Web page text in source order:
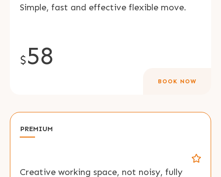
Simple, fast and effective flexible move.
$58
BOOK NOW
PREMIUM
Creative working space, not noisy, fully